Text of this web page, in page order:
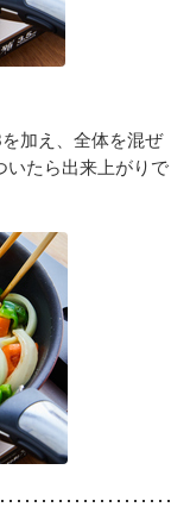
加え、全体を混ぜ
いたら出来上がりで